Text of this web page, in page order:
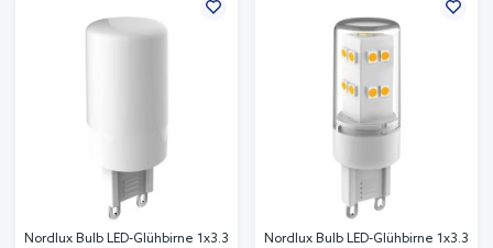
Nordlux Bulb LED-Glühbirne 1x3.3
Nordlux Bulb LED-Glühbirne 1x3.3